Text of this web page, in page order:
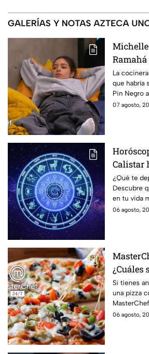
GALERÍAS Y NOTAS AZTECA
Negro a
de las
La
que habría
Pin Negro
hubiera
07 agosto,
Calistar
agosto;
podrían
solteros
lo que
¿Qué te
Descubre
en tu vida
horóscopos
06 agosto,
¿Cuáles
quesos
pizza en
Si tienes
una pizza
contamos
06 agosto,